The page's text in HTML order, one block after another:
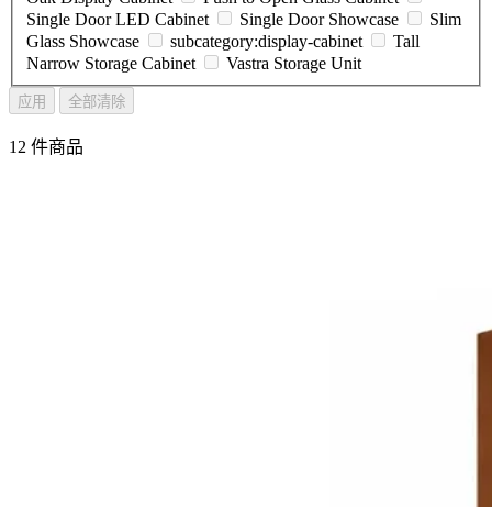
Single Door LED Cabinet
Single Door Showcase
Slim
Glass Showcase
subcategory:display-cabinet
Tall
Narrow Storage Cabinet
Vastra Storage Unit
应用 全部清除
12 件商品